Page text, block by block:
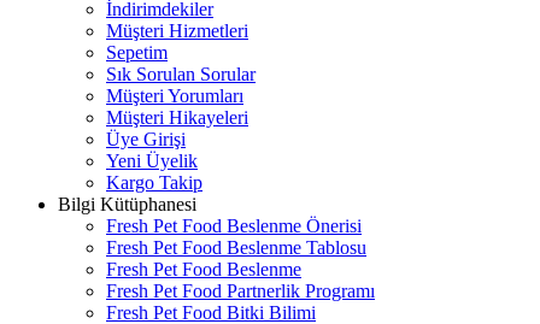
İndirimdekiler
Müşteri Hizmetleri
Sepetim
Sık Sorulan Sorular
Müşteri Yorumları
Müşteri Hikayeleri
Üye Girişi
Yeni Üyelik
Kargo Takip
Bilgi Kütüphanesi
Fresh Pet Food Beslenme Önerisi
Fresh Pet Food Beslenme Tablosu
Fresh Pet Food Beslenme
Fresh Pet Food Partnerlik Programı
Fresh Pet Food Bitki Bilimi